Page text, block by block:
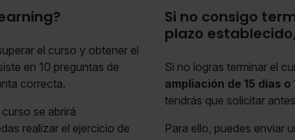
el curso y obtener el
en 10 preguntas de
correcta.
se abrirá
realizar el ejercicio de
Si no consigo
plazo
Si no logras terminar el
ampliación de 15 días o
tendrás que solicitar
Para ello, puedes enviar